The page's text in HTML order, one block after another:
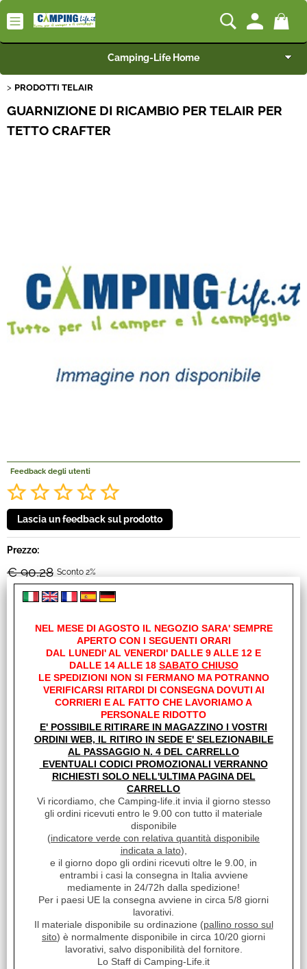
Camping-Life Home
Articoli per Camper e Caravan
Articoli per Furgonati e Van
Fineserie e Occasioni
Lavora Con Noi
PRODOTTI TELAIR
GUARNIZIONE DI RICAMBIO PER TELAIR PER
TETTO CRAFTER
Feedback degli utenti
Prezzo:
€ 90,28 Sconto 2%
88,50
Spese di trasporto:
A partire da€ 11,00 Iva inclusa
Maggiori dettagli
Marca:
Sc.Camperisti Italiani Premium:
Unità di misura:
Disponibile su Ordinazione in circa 10/20gg (Tempistica
indicativa non vincolante)
Da ordinare al Fornitore 10-20gg
NEL MESE DI AGOSTO IL NEGOZIO SARA' SEMPRE
APERTO CON I SEGUENTI ORARI
DAL LUNEDI' AL VENERDI' DALLE 9 ALLE 12 E
DALLE 14 ALLE 18 SABATO CHIUSO
LE SPEDIZIONI NON SI FERMANO MA POTRANNO
VERIFICARSI RITARDI DI CONSEGNA DOVUTI AI
CORRIERI E AL FATTO CHE LAVORIAMO A
PERSONALE RIDOTTO
E' POSSIBILE RITIRARE IN MAGAZZINO I VOSTRI
ORDINI WEB, IL RITIRO IN SEDE E' SELEZIONABILE
AL PASSAGGIO N. 4 DEL CARRELLO
EVENTUALI CODICI PROMOZIONALI VERRANNO
RICHIESTI SOLO NELL'ULTIMA PAGINA DEL
CARRELLO
Vi ricordiamo, che Camping-life.it invia il giorno stesso
gli ordini ricevuti entro le 9.00 con tutto il materiale
disponibile
(indicatore verde con relativa quantità disponibile
indicata a lato),
e il giorno dopo gli ordini ricevuti oltre le 9.00, in
entrambi i casi la consegna in Italia avviene
mediamente in 24/72h dalla spedizione!
Per i paesi UE la consegna avviene in circa 5/8 giorni
lavorativi.
Il materiale disponibile su ordinazione (pallino rosso sul
sito) è normalmente disponibile in circa 10/20 giorni
lavorativi, salvo disponibilità del fornitore.
Lo Staff di Camping-Life.it